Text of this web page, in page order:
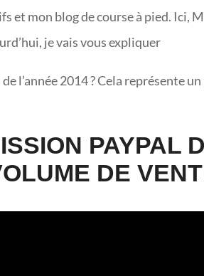
et mon blog de course à pied. Ici,
je vais vous expliquer
l’année 2014 ? Cela représente
PAYPAL
DE